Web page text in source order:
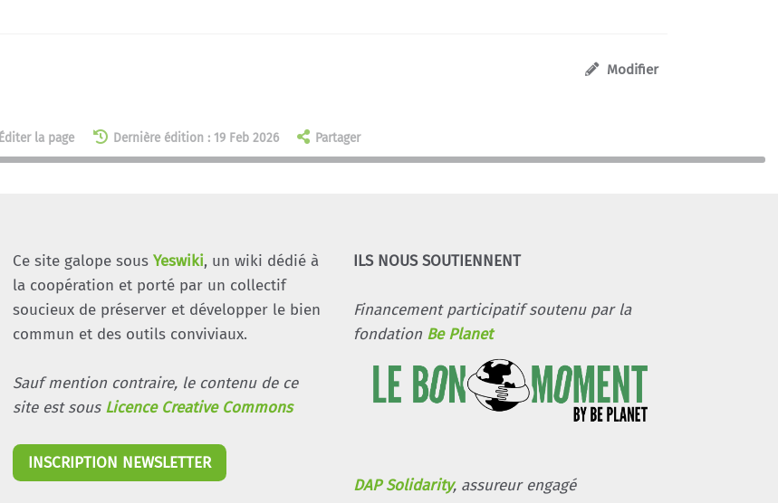
Modifier
Éditer la page Dernière édition : 19 Feb 2026 Partager
Ce site galope sous Yeswiki, un wiki dédié à
la coopération et porté par un collectif
soucieux de préserver et développer le bien
commun et des outils conviviaux.
Sauf mention contraire, le contenu de ce
site est sous Licence Creative Commons
INSCRIPTION NEWSLETTER
ILS NOUS SOUTIENNENT
Financement participatif soutenu par la
fondation Be Planet
DAP Solidarity, assureur engagé